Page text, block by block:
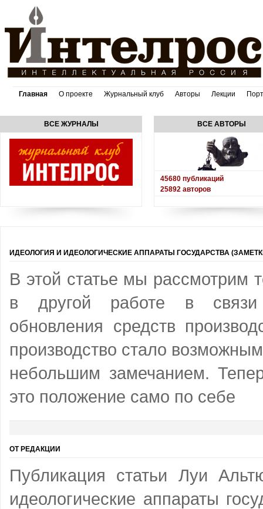
Главная О проекте Журнальный клуб Авторы Лекции
ВСЕ ЖУРНАЛЫ ВСЕ АВТОРЫ
45680 публикаций
25892 авторов
ИДЕОЛОГИЯ И ИДЕОЛОГИЧЕСКИЕ АППАРАТЫ ГОСУДАРСТВА
В этой статье мы рассмотрим
в другой работе в связи
обновления средств
производство стало
небольшим замечанием.
это положение само по себе
ОТ РЕДАКЦИИ
Публикация статьи Луи
идеологические аппараты